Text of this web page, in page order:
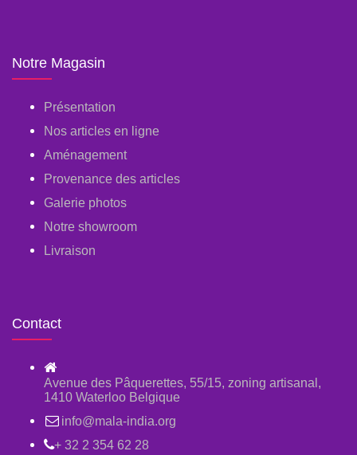
Notre Magasin
Présentation
Nos articles en ligne
Aménagement
Provenance des articles
Galerie photos
Notre showroom
Livraison
Contact
Avenue des Pâquerettes, 55/15, zoning artisanal,
1410 Waterloo Belgique
info@mala-india.org
+ 32 2 354 62 28